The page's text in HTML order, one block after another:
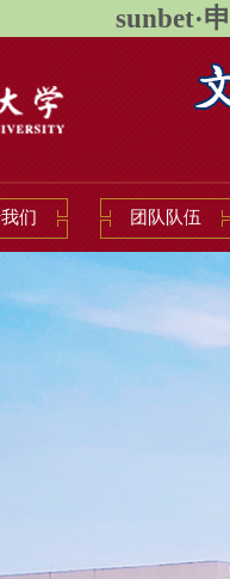
sunbet·
们 团队队伍